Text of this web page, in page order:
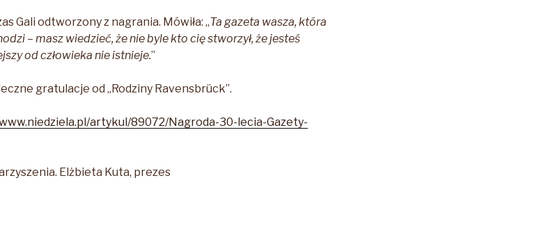
Gali odtworzony z nagrania. Mówiła: „Ta gazeta wasza, która
– masz wiedzieć, że nie byle kto cię stworzył, że jesteś
od człowieka nie istnieje.”
gratulacje od „Rodziny Ravensbrück”.
artykul/89072/Nagroda-30-lecia-Gazety-
Elżbieta Kuta, prezes